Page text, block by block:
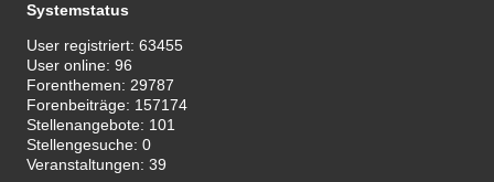
Systemstatus
User registriert:63455
User online:96
Forenthemen: 29787
Forenbeiträge: 157174
Stellenangebote: 101
Stellengesuche:0
Veranstaltungen:39